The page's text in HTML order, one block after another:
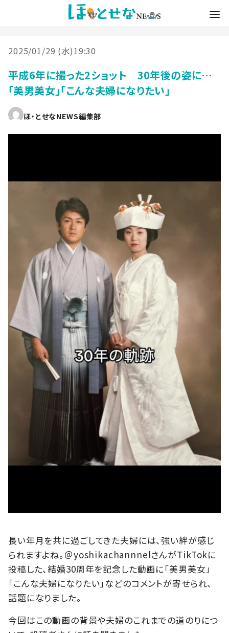
2025/01/29 (水)19:30
平成6年に撮った2ショット 30年後の姿に…
「美男美女」「こんな夫婦になりたい」
ほ・とせなNEWS編集部
長い年月を共に過ごしてきた夫婦には、強い絆が感じ
られますよね。＠yoshikachannnelさんがTikTokに
投稿した、結婚30周年を記念した動画に「美男美女」
「こんな夫婦になりたい」などのコメントが寄せられ、
話題になりました。
今回はこの動画の背景や夫婦のこれまでの道のりにつ